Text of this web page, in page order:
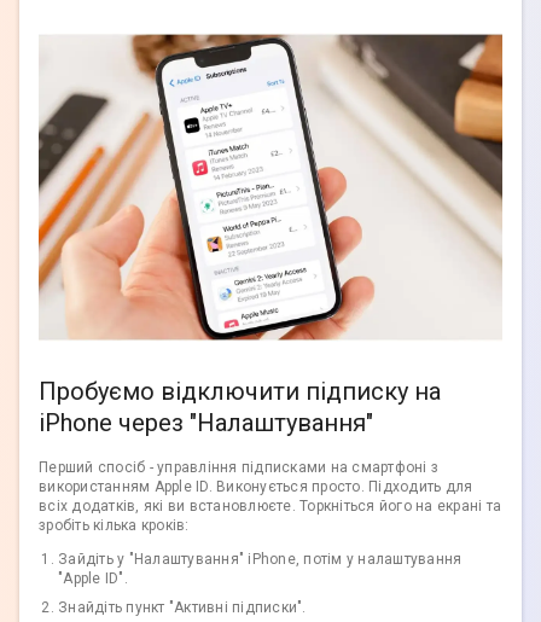
Пробуємо відключити підписку на
iPhone через "Налаштування"
Перший спосіб - управління підписками на смартфоні з
використанням Apple ID. Виконується просто. Підходить для
всіх додатків, які ви встановлюєте. Торкніться його на екрані та
зробіть кілька кроків:
Зайдіть у "Налаштування" iPhone, потім у налаштування
"Apple ID".
Знайдіть пункт "Активні підписки".